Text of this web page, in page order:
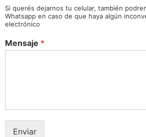
Si querés dejarnos tu celular, también
Whatsapp en caso de que haya algún
electrónico
Mensaje *
Enviar